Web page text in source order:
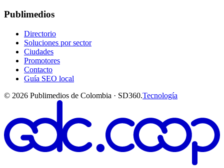
Publimedios
Directorio
Soluciones por sector
Ciudades
Promotores
Contacto
Guía SEO local
© 2026 Publimedios de Colombia · SD360.Tecnología